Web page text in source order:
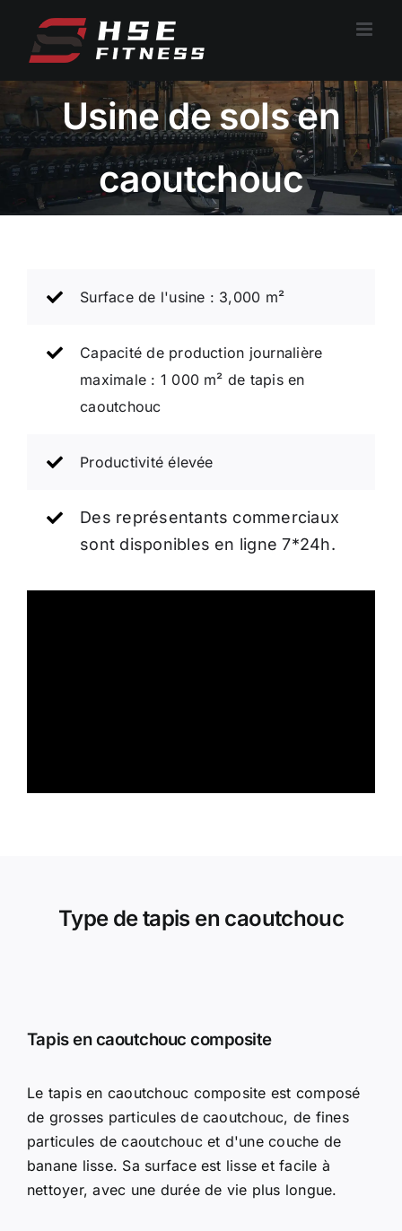
content
Usine de sols en
caoutchouc
Surface de l'usine : 3,000 m²
Capacité de production journalière
maximale : 1 000 m² de tapis en
caoutchouc
Productivité élevée
Des représentants commerciaux
sont disponibles en ligne 7*24h.
Type de tapis en caoutchouc
Tapis en caoutchouc composite
Le tapis en caoutchouc composite est composé
de grosses particules de caoutchouc, de fines
particules de caoutchouc et d'une couche de
banane lisse. Sa surface est lisse et facile à
nettoyer, avec une durée de vie plus longue.